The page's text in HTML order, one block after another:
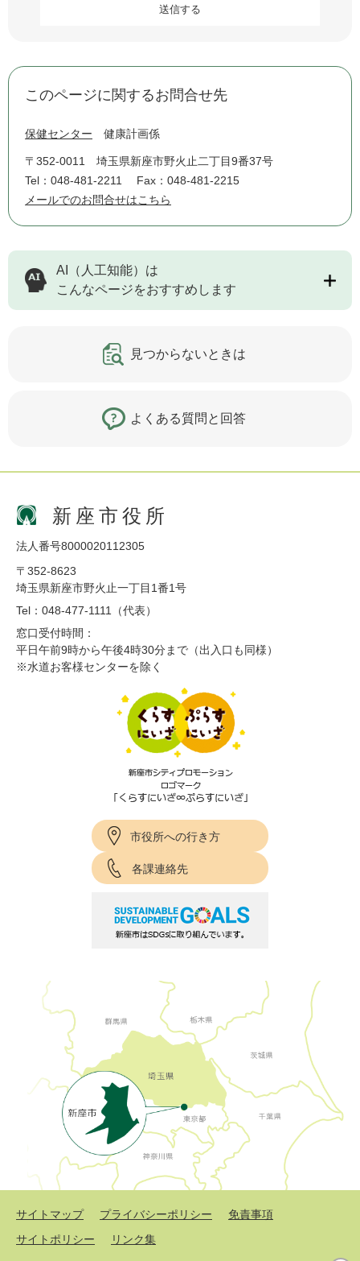
このページに関するお問合せ先
保健センター 健康計画係
〒352-0011
埼玉県新座市野火止二丁目9番37号
Tel：048-481-2211
Fax：048-481-2215
メールでのお問合せはこちら
AI（人工知能）は
こんなページをおすすめします
見つからないときは
よくある質問と回答
新座市役所
法人番号8000020112305
〒352-8623
埼玉県新座市野火止一丁目1番1号
Tel：048-477-1111（代表）
窓口受付時間：
平日午前9時から午後4時30分まで（出入口も同様）
※水道お客様センターを除く
市役所への行き方
各課連絡先
サイトマップ プライバシーポリシー
免責事項
サイトポリシー
リンク集